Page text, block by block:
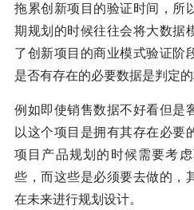
拖累创新项目的验证时间，所
期规划的时候往往会将大数据
了创新项目的商业模式验证阶
是否有存在的必要数据是判定的
例如即使销售数据不好看但是
以这个项目是拥有其存在必要
项目产品规划的时候需要考
些，而这些是必须要去做的，
在未来进行规划设计。